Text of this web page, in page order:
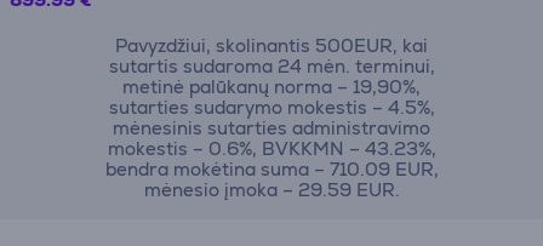
Pavyzdžiui, skolinantis 500EUR, kai
sutartis sudaroma 24 mėn. terminui,
metinė palūkanų norma – 19,90%,
sutarties sudarymo mokestis – 4.5%,
mėnesinis sutarties administravimo
mokestis – 0.6%, BVKKMN – 43.23%,
bendra mokėtina suma – 710.09 EUR,
mėnesio įmoka – 29.59 EUR.